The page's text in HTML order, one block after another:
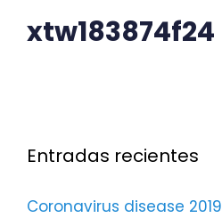
xtw183874f24
Entradas recientes
Coronavirus disease 2019